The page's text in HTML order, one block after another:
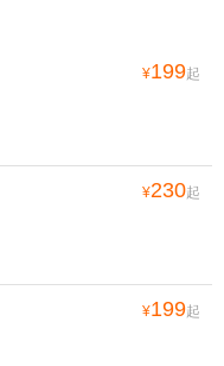
¥199起
¥230起
¥199起